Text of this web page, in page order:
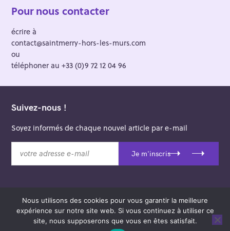
Pour nous contacter
écrire à
contact@saintmerry-hors-les-murs.com
ou
téléphoner au +33 (0)9 72 12 04 96
Suivez-nous !
Soyez informés de chaque nouvel article par e-mail
t
Je m'inscris
© 2026 Saint-Merry Hors-les-Murs.
Theme: Felt byPixelgrade.
Nous utilisons des cookies pour vous garantir la meilleure
expérience sur notre site web. Si vous continuez à utiliser ce
site, nous supposerons que vous en êtes satisfait.